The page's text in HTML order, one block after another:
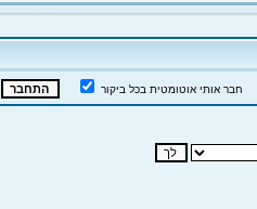
חבר אותי אוטומטית בכל ביקור